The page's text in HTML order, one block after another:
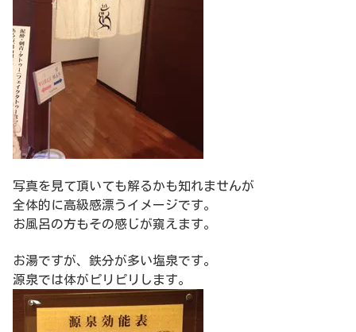
写真を見て頂いても解るかも知れませんが
全体的に高級感漂うイメージです。
お風呂の方もその感じが窺えます。
お湯ですが、鉄分が多い塩泉です。
源泉では体がピリピリします。